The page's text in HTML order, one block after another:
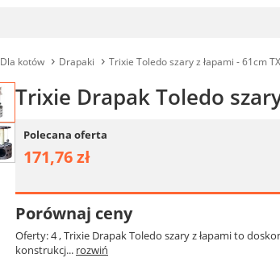
Dla kotów Drapaki Trixie Toledo szary z łapami - 61cm
Trixie Drapak Toledo
Polecana oferta
171,76 zł
Porównaj ceny
Oferty: 4, Trixie Drapak Toledo szary z łapami to
konstrukcj... rozwiń